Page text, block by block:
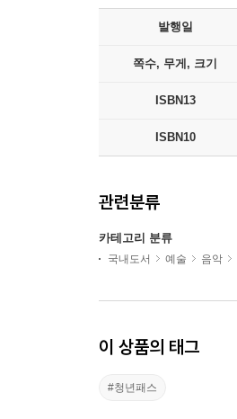
발행일
쪽수, 무게, 크기
ISBN13
ISBN10
관련분류
카테고리 분류
국내도서 예술 음악
이 상품의 태그
#청년패스